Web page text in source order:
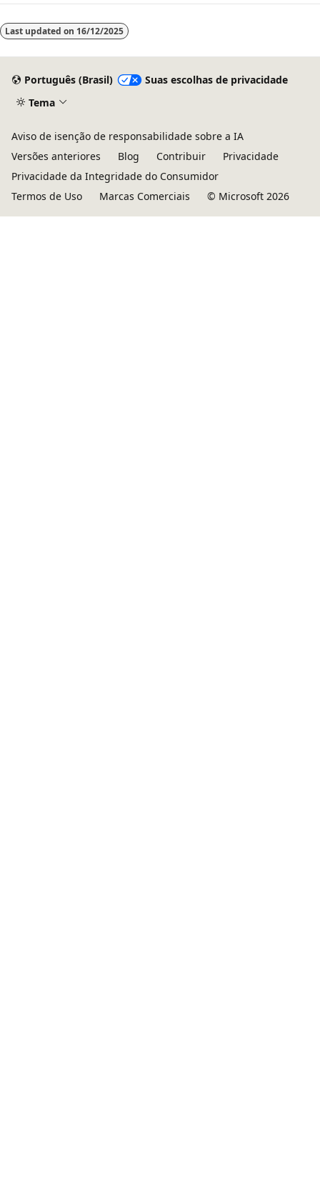
Last updated on 16/12/2025
Português (Brasil)
Suas escolhas de privacidade
Tema
Aviso de isenção de responsabilidade sobre a IA
Versões anteriores
Blog Contribuir
Privacidade
Privacidade da Integridade do Consumidor
Termos de Uso
Marcas Comerciais © Microsoft 2026